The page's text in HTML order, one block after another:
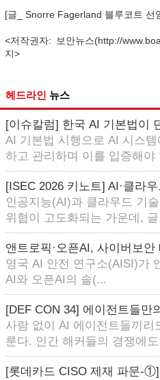
[글_ Snorre Fagerland 블루코트 선
<저작권자: 보안뉴스(http://
지>
헤드라인 뉴스
[이슈칼럼] 한국 AI 기본법이
AI 기본법 시행으로 AI 시스
하고 관리하며 이를 입증해야
[ISEC 2026 키노트] AI·클라
인공지능(AI)과 클라우드 기
위협이 고도화되는 가운데,
앤트로픽·오픈AI, 사이버보
영국 AI 안전 연구소(AISI)가
AI와 오픈AI의 솔(...
[DEF CON 34] 에이전트들만
사람 없이 AI 에이전트들끼리
룬다. 인간 해커들의 경쟁에
[롯데카드 CISO 제재 파문-